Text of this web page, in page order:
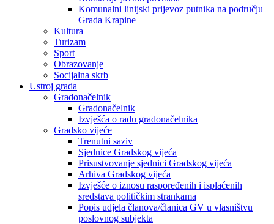
Komunalni linijski prijevoz putnika na području
Grada Krapine
Kultura
Turizam
Sport
Obrazovanje
Socijalna skrb
Ustroj grada
Gradonačelnik
Gradonačelnik
Izvješća o radu gradonačelnika
Gradsko vijeće
Trenutni saziv
Sjednice Gradskog vijeća
Prisustvovanje sjednici Gradskog vijeća
Arhiva Gradskog vijeća
Izvješće o iznosu raspoređenih i isplaćenih
sredstava političkim strankama
Popis udjela članova/članica GV u vlasništvu
poslovnog subjekta